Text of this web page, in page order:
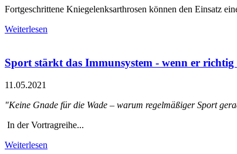
Fortgeschrittene Kniegelenksarthrosen können den Einsatz
Weiterlesen
Sport stärkt das Immunsystem - wenn er
11.05.2021
"Keine Gnade für die Wade – warum regelmäßiger Sport
In der Vortragreihe...
Weiterlesen